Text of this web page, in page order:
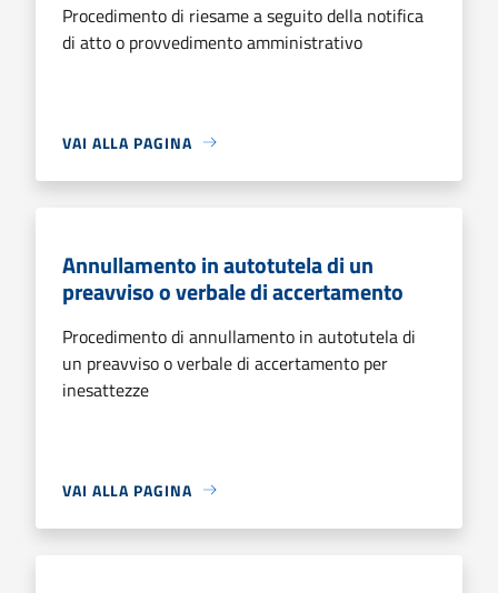
Procedimento di riesame a seguito della notifica
di atto o provvedimento amministrativo
VAI ALLA PAGINA
Annullamento in autotutela di un
preavviso o verbale di accertamento
Procedimento di annullamento in autotutela di
un preavviso o verbale di accertamento per
inesattezze
VAI ALLA PAGINA